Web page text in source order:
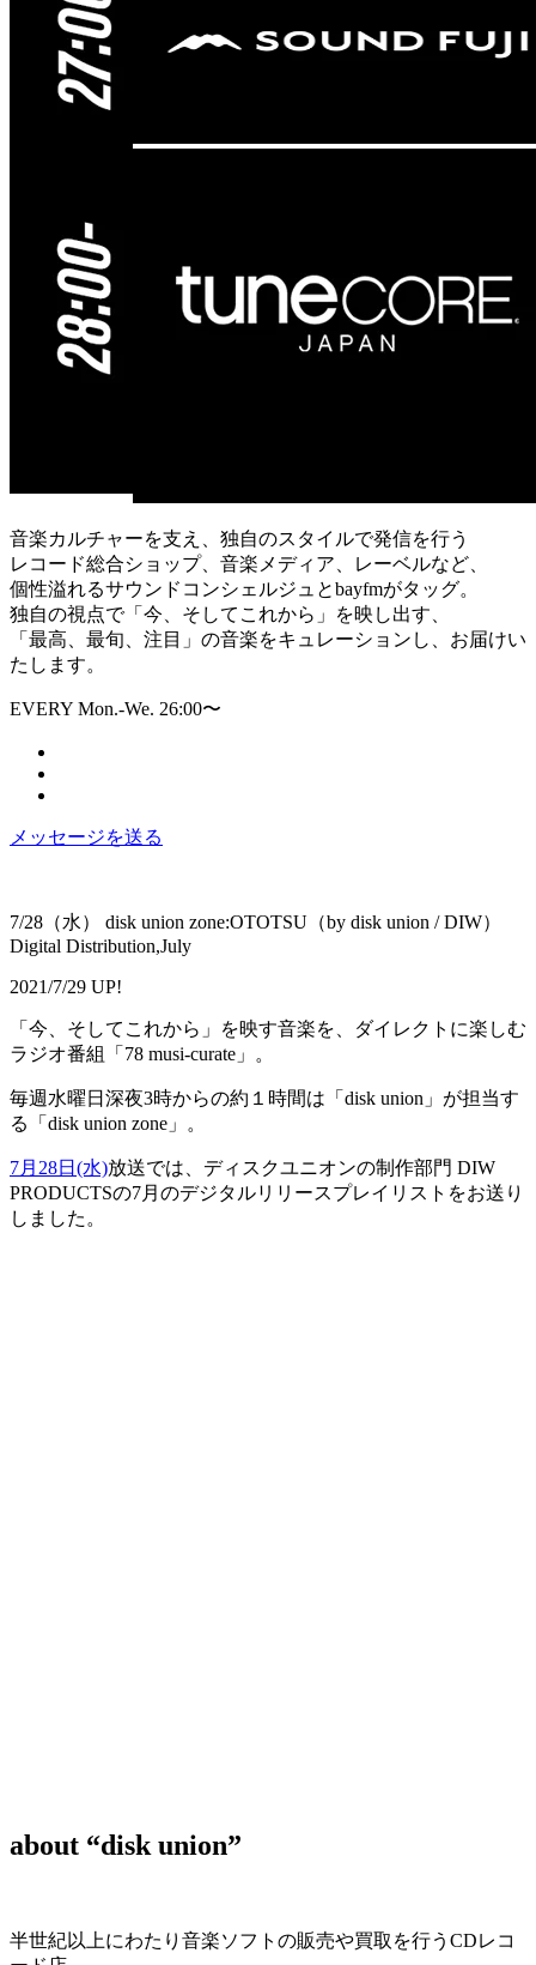
音楽カルチャーを支え、独自のスタイルで発信を行う
レコード総合ショップ、音楽メディア、レーベルなど、
個性溢れるサウンドコンシェルジュとbayfmがタッグ。
独自の視点で「今、そしてこれから」を映し出す、
「最高、最旬、注目」の音楽をキュレーションし、お届けい
たします。
EVERY Mon.-We. 26:00〜
メッセージを送る
7/28（水） disk union zone:OTOTSU（by disk union / DIW）
Digital Distribution,July
2021/7/29 UP!
「今、そしてこれから」を映す音楽を、ダイレクトに楽しむ
ラジオ番組「78 musi-curate」。
毎週水曜日深夜3時からの約１時間は「disk union」が担当す
る「disk union zone」。
7月28日(水)放送では、ディスクユニオンの制作部門 DIW
PRODUCTSの7月のデジタルリリースプレイリストをお送り
しました。
about “disk union”
半世紀以上にわたり音楽ソフトの販売や買取を行うCDレコ